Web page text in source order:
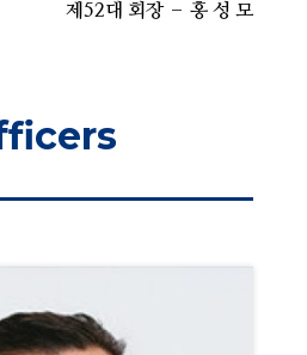
제52대 회장 – 홍 성 모